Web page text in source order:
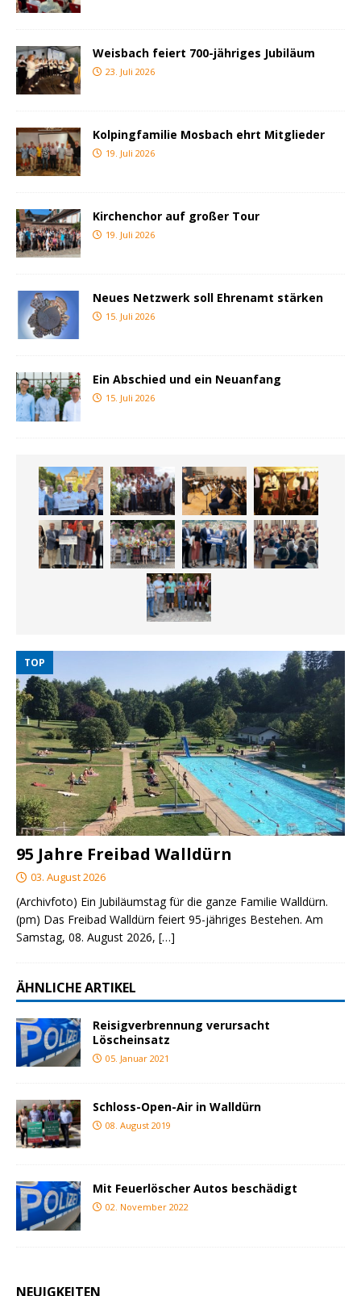
Weisbach feiert 700-jähriges Jubiläum
23. Juli 2026
Kolpingfamilie Mosbach ehrt Mitglieder
19. Juli 2026
Kirchenchor auf großer Tour
19. Juli 2026
Neues Netzwerk soll Ehrenamt stärken
15. Juli 2026
Ein Abschied und ein Neuanfang
15. Juli 2026
TOP
95 Jahre Freibad Walldürn
03. August 2026
(Archivfoto) Ein Jubiläumstag für die ganze Familie Walldürn.
(pm) Das Freibad Walldürn feiert 95-jähriges Bestehen. Am
Samstag, 08. August 2026, […]
ÄHNLICHE ARTIKEL
Reisigverbrennung verursacht
Löscheinsatz
05. Januar 2021
Schloss-Open-Air in Walldürn
08. August 2019
Mit Feuerlöscher Autos beschädigt
02. November 2022
NEUIGKEITEN